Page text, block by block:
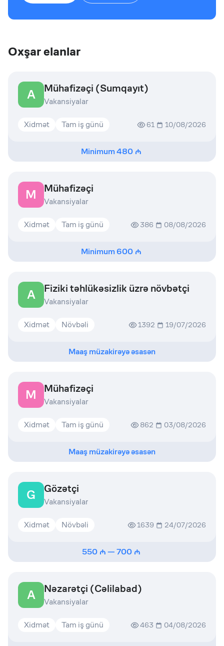
Oxşar elanlar
A Mühafizəçi (Sumqayıt)
Vakansiyalar
Xidmət Tam iş günü 61 10/08/2026
Minimum480
M Mühafizəçi
Vakansiyalar
Xidmət Tam iş günü 386 08/08/2026
Minimum600
A Fiziki təhlükəsizlik üzrə növbətçi
Vakansiyalar
Xidmət Növbəli 1392 19/07/2026
Maaş müzakirəyə əsasən
M Mühafizəçi
Vakansiyalar
Xidmət Tam iş günü 862 03/08/2026
Maaş müzakirəyə əsasən
G Gözətçi
Vakansiyalar
Xidmət Növbəli 1639 24/07/2026
550 —700
A Nəzarətçi (Cəlilabad)
Vakansiyalar
Xidmət Tam iş günü 463 04/08/2026